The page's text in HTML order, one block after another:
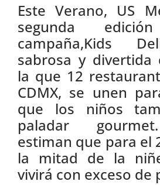
Este Verano, US
segunda
campaña,Kids
sabrosa y divertida
la que 12
CDMX, se unen
que los niños
paladar
estiman que para el
la mitad de la
vivirá con exceso de